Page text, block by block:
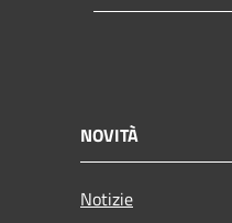
NOVITÀ
Notizie